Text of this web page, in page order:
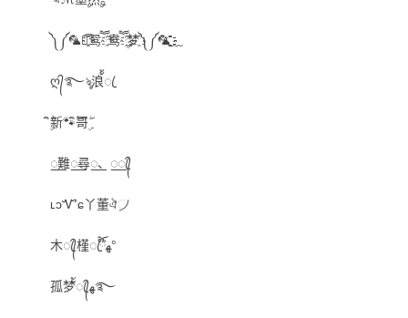
༽༼🦜﹏͡҈҈鸳ཽ҈鸯ཽۣ҈梦҈༽༼🦜҈҈҈҈҈҈҈﹏
ღ᭄࿐ৡ浪้้ꦿ
ۣۖิ新🐾ۖิ哥ۣۖิ
꯭難꯭尋꯭、꯭ꦿ᭄
ʟɔᏉɕ丫董ঐ᜴
木ꦿ᭄槿ꦿ໊ོﻬ°
孤梦ััꦿ᭄ﻬ࿐